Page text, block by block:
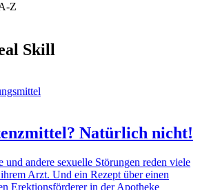
Z
Skill
Natürlich nicht!
und andere sexuelle Störungen reden viele
Arzt. Und ein Rezept über einen
Erektionsförderer in der Apotheke